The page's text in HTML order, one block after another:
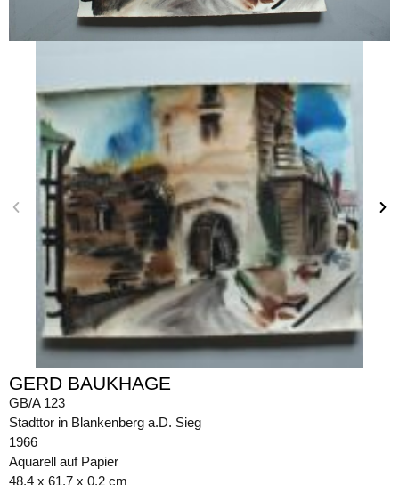
GERD BAUKHAGE
GB/A 123
Stadttor in Blankenberg a.D. Sieg
1966
Aquarell auf Papier
48,4 x 61,7 x 0,2 cm